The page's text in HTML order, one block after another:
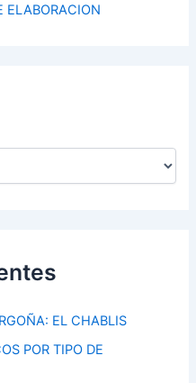
ELABORACION
EL CHABLIS
POR TIPO DE